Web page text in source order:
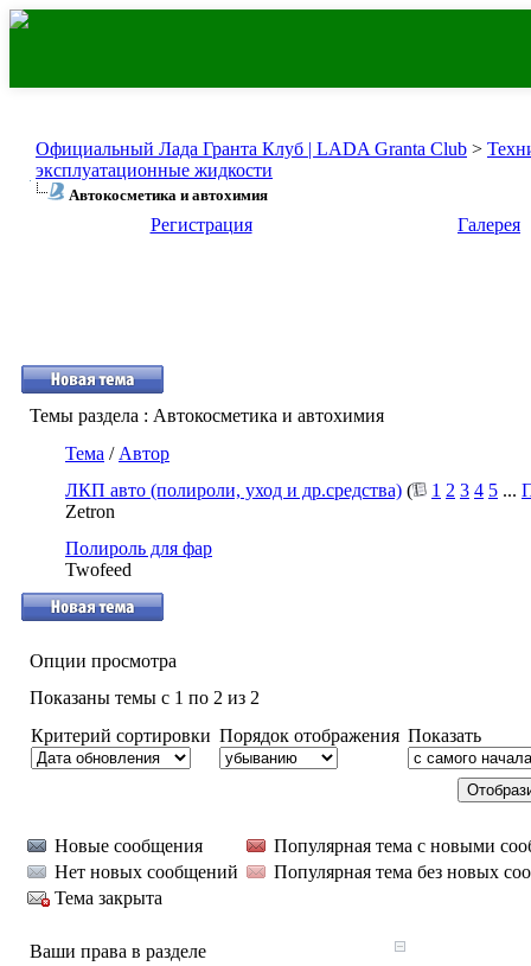
Официальный Лада Гранта Клуб | LADA Granta Club >
эксплуатационные жидкости
Автокосметика и автохимия
Регистрация Галерея
Темы раздела : Автокосметика и автохимия
Тема / Автор
ЛКП авто (полироли, уход и др.средства) ( 1 2 3 4 5 ...
Zetron
Полироль для фар
Twofeed
Опции просмотра
Показаны темы с 1 по 2 из 2
Критерий сортировки Порядок отображения Показать
Новые сообщения
Популярная тема с новыми
Нет новых сообщений
Популярная тема без новых
Тема закрыта
Ваши права в разделе